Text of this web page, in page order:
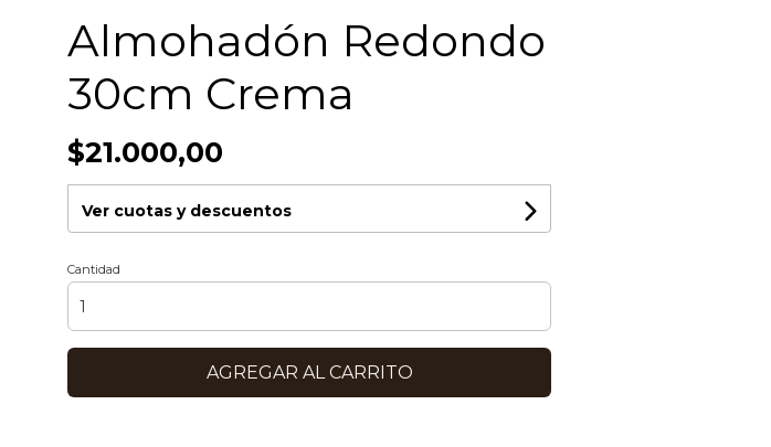
Almohadón Redondo
30cm Crema
$21.000,00
Ver cuotas y descuentos
Cantidad
AGREGAR AL CARRITO